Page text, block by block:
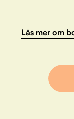
Läs mer om